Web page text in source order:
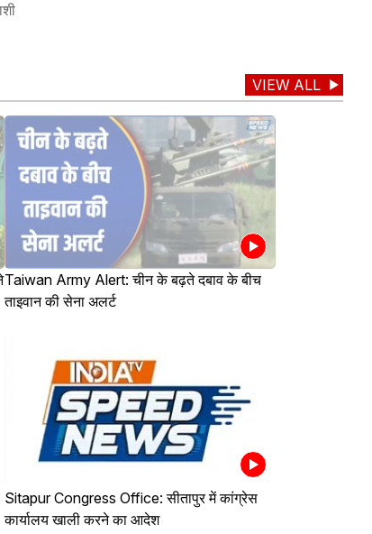
VIEW ALL
Taiwan Army Alert: चीन के बढ़ते दबाव के बीच
ताइवान की सेना अलर्ट
Sitapur Congress Office: सीतापुर में कांग्रेस
कार्यालय खाली करने का आदेश